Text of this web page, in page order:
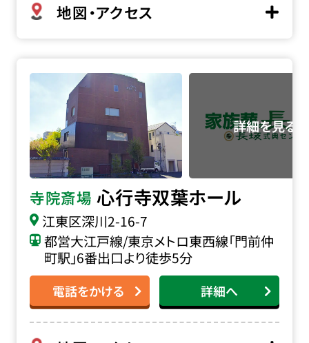
地図・アクセス
寺院斎場 心行寺双葉ホール
江東区深川2-16-7
都営大江戸線/東京メトロ東西線「門前仲
町駅」6番出口より徒歩5分
電話をかける 詳細へ
心行寺 双葉ホールの詳細へ